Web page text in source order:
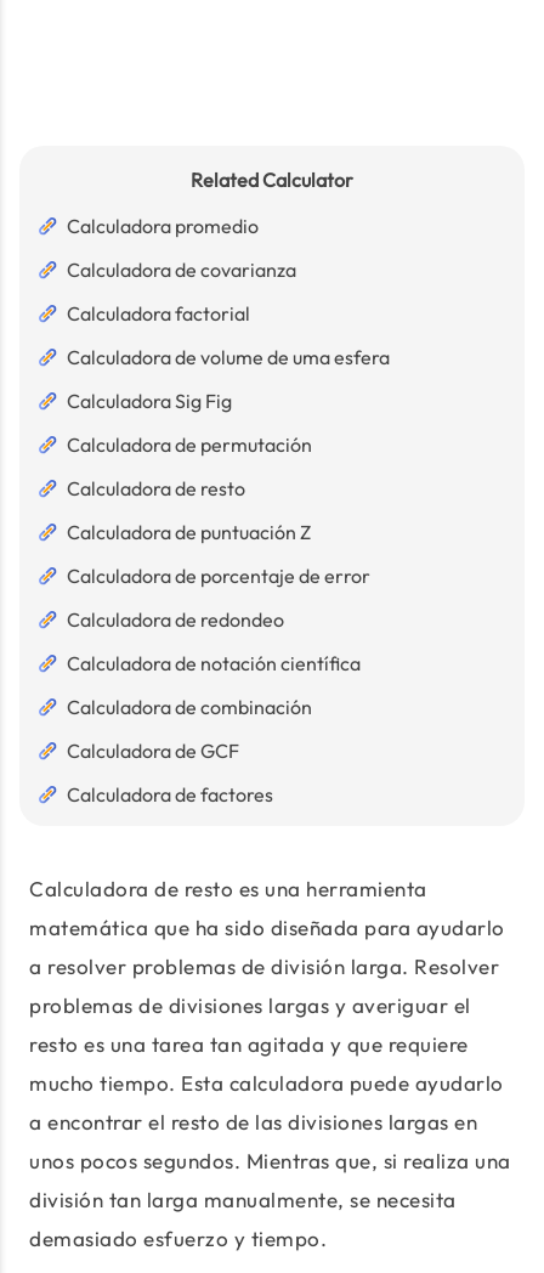
Related Calculator
Calculadora promedio
Calculadora de covarianza
Calculadora factorial
Calculadora de volume de uma esfera
Calculadora Sig Fig
Calculadora de permutación
Calculadora de resto
Calculadora de puntuación Z
Calculadora de porcentaje de error
Calculadora de redondeo
Calculadora de notación científica
Calculadora de combinación
Calculadora de GCF
Calculadora de factores
Calculadora de resto es una herramienta
matemática que ha sido diseñada para ayudarlo
a resolver problemas de división larga. Resolver
problemas de divisiones largas y averiguar el
resto es una tarea tan agitada y que requiere
mucho tiempo. Esta calculadora puede ayudarlo
a encontrar el resto de las divisiones largas en
unos pocos segundos. Mientras que, si realiza una
división tan larga manualmente, se necesita
demasiado esfuerzo y tiempo.